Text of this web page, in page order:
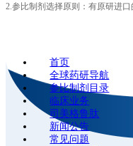
2.参比制剂选择原则：有原研进
首页
全球药研导航
参比制剂目录
临床业务
司美格鲁肽
新闻公告
常见问题